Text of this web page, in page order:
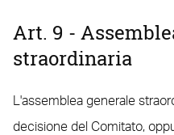
Art. 9 -
straordinaria
L'assemblea generale
decisione del Comitato,